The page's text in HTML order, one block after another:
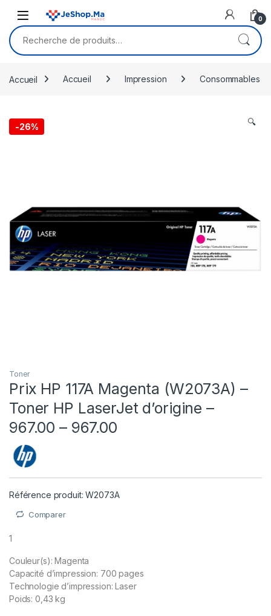
0
Recherche pour :
Accueil Accueil Impression Consommables
-26% 🔍
Toner
Prix HP 117A Magenta (W2073A) –
Toner HP LaserJet d’origine –
967.00 – 967.00
Référence produit: W2073A
Comparer
1
Couleur(s): Magenta
Capacité d’impression: 700 pages
Technologie d’impression: Laser
Poids: 0,43 kg